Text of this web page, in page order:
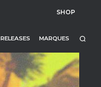
SHOP
RELEASES MARQUES